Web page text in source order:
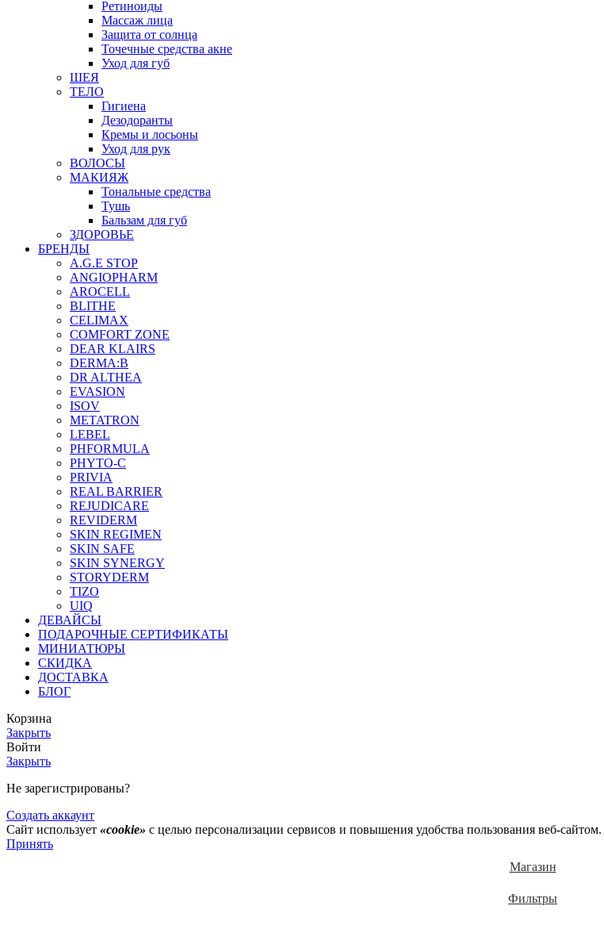
Ретиноиды
Массаж лица
Защита от солнца
Точечные средства акне
Уход для губ
ШЕЯ
ТЕЛО
Гигиена
Дезодоранты
Кремы и лосьоны
Уход для рук
ВОЛОСЫ
МАКИЯЖ
Тональные средства
Тушь
Бальзам для губ
ЗДОРОВЬЕ
БРЕНДЫ
A.G.E STOP
ANGIOPHARM
AROCELL
BLITHE
CELIMAX
COMFORT ZONE
DEAR KLAIRS
DERMA:B
DR ALTHEA
EVASION
ISOV
METATRON
LEBEL
PHFORMULA
PHYTO-C
PRIVIA
REAL BARRIER
REJUDICARE
REVIDERM
SKIN REGIMEN
SKIN SAFE
SKIN SYNERGY
STORYDERM
TIZO
UIQ
ДЕВАЙСЫ
ПОДАРОЧНЫЕ СЕРТИФИКАТЫ
МИНИАТЮРЫ
СКИДКА
ДОСТАВКА
БЛОГ
Корзина
Закрыть
Войти
Закрыть
Не зарегистрированы?
Создать аккаунт
Сайт использует «cookie» с целью персонализации сервисов и повышения удобства пользования веб-сайтом.
Принять
Магазин
Фильтры